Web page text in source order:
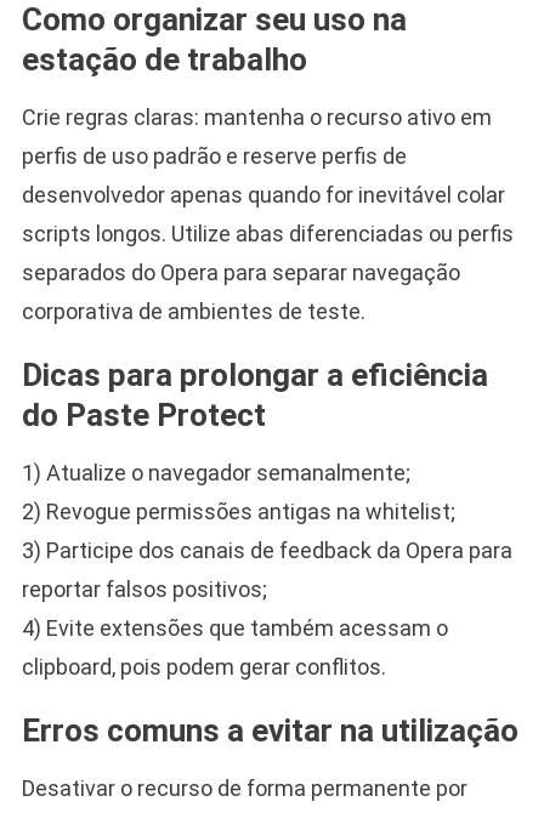
Como organizar seu uso na
estação de trabalho
Crie regras claras: mantenha o recurso ativo em
perfis de uso padrão e reserve perfis de
desenvolvedor apenas quando for inevitável colar
scripts longos. Utilize abas diferenciadas ou perfis
separados do Opera para separar navegação
corporativa de ambientes de teste.
Dicas para prolongar a eficiência
do Paste Protect
1) Atualize o navegador semanalmente;
2) Revogue permissões antigas na whitelist;
3) Participe dos canais de feedback da Opera para
reportar falsos positivos;
4) Evite extensões que também acessam o
clipboard, pois podem gerar conflitos.
Erros comuns a evitar na utilização
Desativar o recurso de forma permanente por